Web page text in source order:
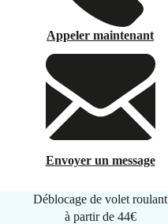
Appeler maintenant
Envoyer un message
Déblocage de volet roulant
à partir de 44€